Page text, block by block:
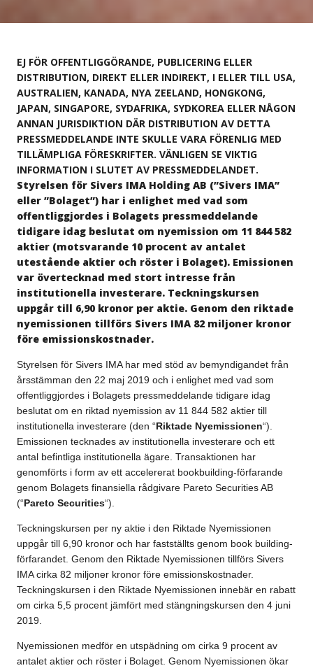
EJ FÖR OFFENTLIGGÖRANDE, PUBLICERING ELLER
DISTRIBUTION, DIREKT ELLER INDIREKT, I ELLER TILL USA,
AUSTRALIEN, KANADA, NYA ZEELAND, HONGKONG,
JAPAN, SINGAPORE, SYDAFRIKA, SYDKOREA ELLER NÅGON
ANNAN JURISDIKTION DÄR DISTRIBUTION AV DETTA
PRESSMEDDELANDE INTE SKULLE VARA FÖRENLIG MED
TILLÄMPLIGA FÖRESKRIFTER. VÄNLIGEN SE VIKTIG
INFORMATION I SLUTET AV PRESSMEDDELANDET.
Styrelsen för Sivers IMA Holding AB (”Sivers IMA”
eller ”Bolaget”) har i enlighet med vad som
offentliggjordes i Bolagets pressmeddelande
tidigare idag beslutat om nyemission om 11 844 582
aktier (motsvarande 10 procent av antalet
utestående aktier och röster i Bolaget). Emissionen
var övertecknad med stort intresse från
institutionella investerare. Teckningskursen
uppgår till 6,90 kronor per aktie. Genom den riktade
nyemissionen tillförs Sivers IMA 82 miljoner kronor
före emissionskostnader.
Styrelsen för Sivers IMA har med stöd av bemyndigandet från
årsstämman den 22 maj 2019 och i enlighet med vad som
offentliggjordes i Bolagets pressmeddelande tidigare idag
beslutat om en riktad nyemission av 11 844 582 aktier till
institutionella investerare (den “Riktade Nyemissionen“).
Emissionen tecknades av institutionella investerare och ett
antal befintliga institutionella ägare. Transaktionen har
genomförts i form av ett accelererat bookbuilding-förfarande
genom Bolagets finansiella rådgivare Pareto Securities AB
(“Pareto Securities“).
Teckningskursen per ny aktie i den Riktade Nyemissionen
uppgår till 6,90 kronor och har fastställts genom book building-
förfarandet. Genom den Riktade Nyemissionen tillförs Sivers
IMA cirka 82 miljoner kronor före emissionskostnader.
Teckningskursen i den Riktade Nyemissionen innebär en rabatt
om cirka 5,5 procent jämfört med stängningskursen den 4 juni
2019.
Nyemissionen medför en utspädning om cirka 9 procent av
antalet aktier och röster i Bolaget. Genom Nyemissionen ökar